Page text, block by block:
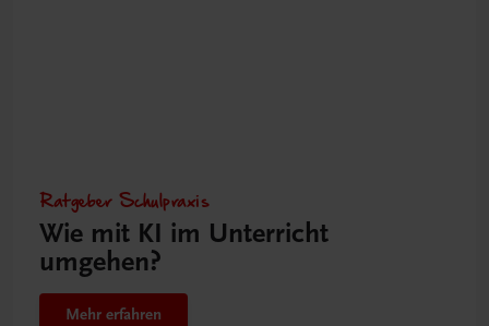
Ratgeber Schulpraxis
Wie mit KI im Unterricht
umgehen?
Mehr erfahren